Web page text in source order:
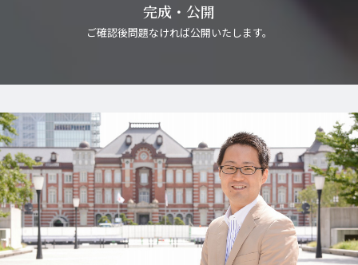
完成・公開
ご確認後問題なければ公開いたします。